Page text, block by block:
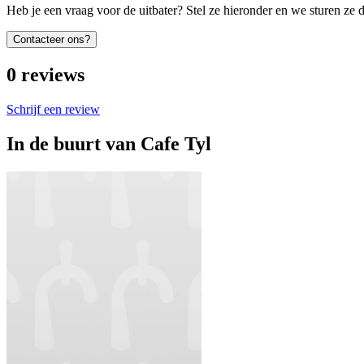
Heb je een vraag voor de uitbater? Stel ze hieronder en we sturen ze
Contacteer ons?
0 reviews
Schrijf een review
In de buurt van Cafe Tyl